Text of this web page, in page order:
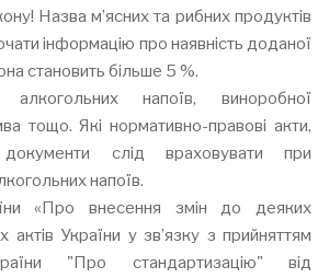
Назва м’ясних та рибних продуктів
інформацію про наявність доданої
становить більше 5 %.
алкогольних напоїв, виноробної
тощо. Які нормативно-правові акти,
документи слід враховувати при
напоїв.
«Про внесення змін до деяких
актів України у зв’язку з прийняттям
"Про стандартизацію" від